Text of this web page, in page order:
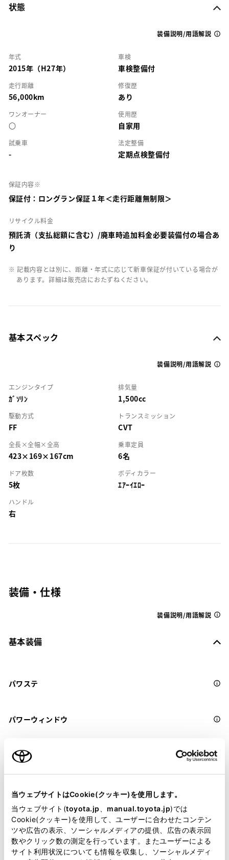
当ウェブサイトはCookie(クッキー)を使用します。
当ウェブサイト(toyota.jp manual.toyota.jp)では
Cookie(クッキー)を使用して、ユーザーに合わせたコンテン
ツや広告の表示、ソーシャルメディアの提供、広告の表示回
数やクリック数の測定を行っています。またユーザーによる
サイト利用状況についても情報を収集し、ソーシャルメディ
状態
装備説明/用語解説
年式
2015年（H27年）
車検
車検整備付
走行距離
56,000km
修復歴
あり
ワンオーナー
○
使用歴
自家用
試乗車
-
法定整備
定期点検整備付
保証内容※
保証付：ロングラン保証１年＜走行距離無制限＞
リサイクル料金
預託済（支払総額に含む）/廃車時追加料金必要装備付の場合あ
り
※ 記載内容とは別に、距離・年式に応じて新車保証が付いている場合が
あります。詳細は販売店におたずねください。
基本スペック
装備説明/用語解説
エンジンタイプ
ｶﾞｿﾘﾝ
排気量
1,500cc
駆動方式
FF
トランスミッション
CVT
全長×全幅×全高
423×169×167cm
乗車定員
6名
ドア枚数
5枚
ボディカラー
ｴｱｰｲｴﾛｰ
ハンドル
右
装備・仕様
装備説明/用語解説
基本装備
パワステ
パワーウィンドウ
ABS
横滑防止装置
キーレス
：ｽﾏｰﾄｷ-